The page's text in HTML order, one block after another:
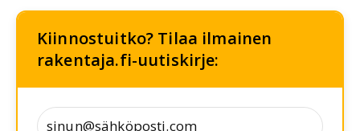
Kiinnostuitko? Tilaa ilmainen
rakentaja.fi-uutiskirje: